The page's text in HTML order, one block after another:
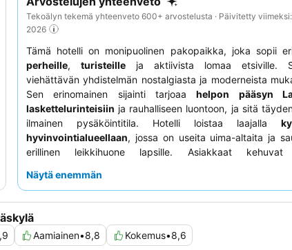
Tekoälyn tekemä yhteenveto 600+ arvostelusta · Päivitetty
2026
Tämä hotelli on monipuolinen pakopaikka, joka sopii
perheille, turisteille ja aktiivista lomaa etsiville.
viehättävän yhdistelmän nostalgiasta ja moderneista
Sen erinomainen sijainti tarjoaahelpon pääsyn
laskettelurinteisiin ja rauhalliseen luontoon, ja sitä
ilmainen pysäköintitila. Hotelli loistaa laajalla
hyvinvointialueellaan, jossa on useita uima-altaita ja
erillinen leikkihuone lapsille. Asiakkaat kehuvat
laadukasta aamiaisbuffetia. Parhaan kokemuksen
tyyliä.
Näytä enemmän
Aamiainen•8,8 Kokemus•8,6